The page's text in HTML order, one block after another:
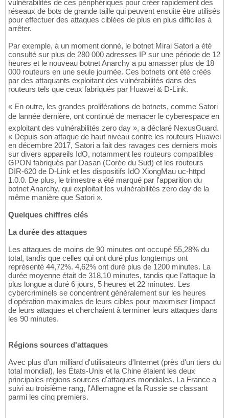
vulnérabilités de ces périphériques pour créer rapidement des
réseaux de bots de grande taille qui peuvent ensuite être utilisés
pour effectuer des attaques ciblées de plus en plus difficiles à
arrêter.
Par exemple, à un moment donné, le botnet Mirai Satori a été
consulté sur plus de 280 000 adresses IP sur une période de 12
heures et le nouveau botnet Anarchy a pu amasser plus de 18
000 routeurs en une seule journée. Ces botnets ont été créés
par des attaquants exploitant des vulnérabilités dans des
routeurs tels que ceux fabriqués par Huawei & D-Link.
« En outre, les grandes proliférations de botnets, comme Satori
de lannée dernière, ont continué de menacer le cyberespace en
exploitant des vulnérabilités zero day », a déclaré NexusGuard.
« Depuis son attaque de haut niveau contre les routeurs Huawei
en décembre 2017, Satori a fait des ravages ces derniers mois
sur divers appareils IdO, notamment les routeurs compatibles
GPON fabriqués par Dasan (Corée du Sud) et les routeurs
DIR-620 de D-Link et les dispositifs IdO XiongMau uc-httpd
1.0.0. De plus, le trimestre a été marqué par l'apparition du
botnet Anarchy, qui exploitait les vulnérabilités zero day de la
même manière que Satori ».
Quelques chiffres clés
La durée des attaques
Les attaques de moins de 90 minutes ont occupé 55,28% du
total, tandis que celles qui ont duré plus longtemps ont
représenté 44,72%. 4,62% ont duré plus de 1200 minutes. La
durée moyenne était de 318,10 minutes, tandis que l'attaque la
plus longue a duré 6 jours, 5 heures et 22 minutes. Les
cybercriminels se concentrent généralement sur les heures
d'opération maximales de leurs cibles pour maximiser l'impact
de leurs attaques et cherchaient à terminer leurs attaques dans
les 90 minutes.
Régions sources d'attaques
Avec plus d'un milliard d'utilisateurs d'Internet (près d'un tiers du
total mondial), les États-Unis et la Chine étaient les deux
principales régions sources d'attaques mondiales. La France a
suivi au troisième rang, l'Allemagne et la Russie se classant
parmi les cinq premiers.